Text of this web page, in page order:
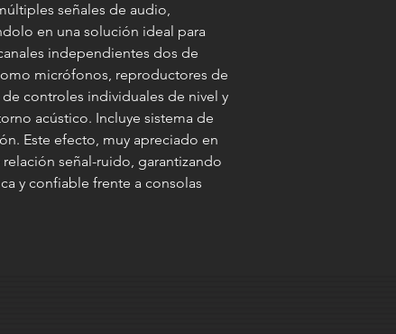
señales de audio,
en una solución ideal para
independientes dos de
micrófonos, reproductores de
controles individuales de nivel y
acústico. Incluye sistema de
Este efecto, muy apreciado en
señal-ruido, garantizando
y confiable frente a consolas